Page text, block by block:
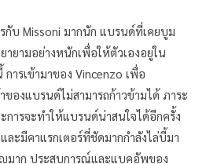
กับ Missoni มากนัก แบรนด์ที่เคยบูม
ยามอย่างหนักเพื่อให้ตัวเองอยู่ใน
ารเข้ามาของ Vincenzo เพื่อ
องแบรนด์ไม่สามารถก้าวข้ามได้ ภาระ
ารจะทำให้แบรนด์น่าสนใจได้อีกครั้ง
ละมีคาแรกเตอร์ที่ชัดมากกำลังไล่บี้มา
มาก ประสบการณ์และแบคอัพของ